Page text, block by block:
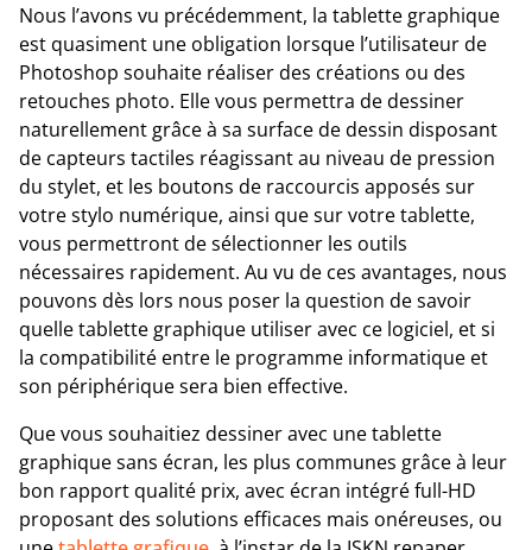
Nous l’avons vu précédemment, la tablette graphique
est quasiment une obligation lorsque l’utilisateur de
Photoshop souhaite réaliser des créations ou des
retouches photo. Elle vous permettra de dessiner
naturellement grâce à sa surface de dessin disposant
de capteurs tactiles réagissant au niveau de pression
du stylet, et les boutons de raccourcis apposés sur
votre stylo numérique, ainsi que sur votre tablette,
vous permettront de sélectionner les outils
nécessaires rapidement. Au vu de ces avantages, nous
pouvons dès lors nous poser la question de savoir
quelle tablette graphique utiliser avec ce logiciel, et si
la compatibilité entre le programme informatique et
son périphérique sera bien effective.
Que vous souhaitiez dessiner avec une tablette
graphique sans écran, les plus communes grâce à leur
bon rapport qualité prix, avec écran intégré full-HD
proposant des solutions efficaces mais onéreuses, ou